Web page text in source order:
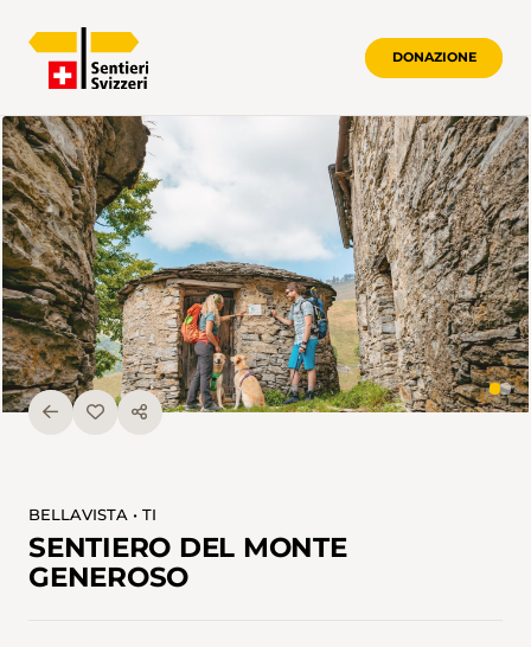
DONAZIONE
BELLAVISTA • TI
SENTIERO DEL MONTE
GENEROSO